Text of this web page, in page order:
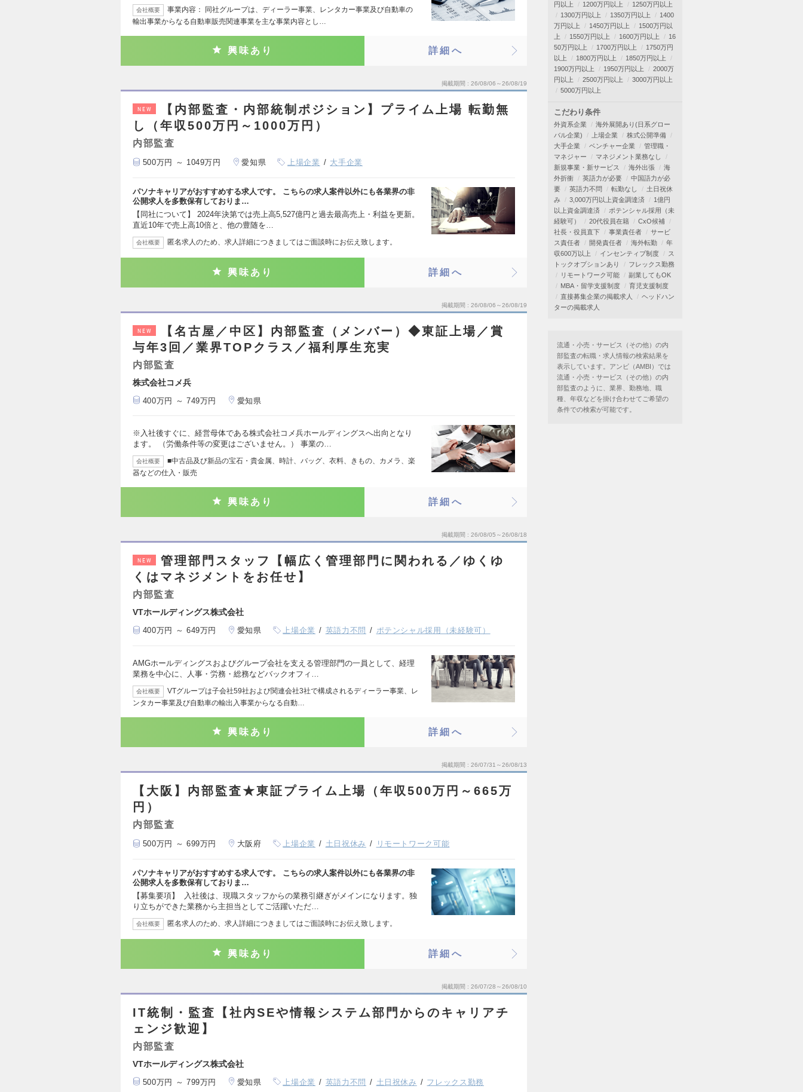
会社概要
事業内容： 同社グループは、ディーラー事業、レンタカー事業及び自動車の
輸出事業からなる自動車販売関連事業を主な事業内容とし…
興味あり 詳細へ
掲載期間 26/08/06～26/08/19
NEW
【内部監査・内部統制ポジション】プライム上場 転勤無
し（年収500万円～1000万円）
内部監査
500万円 ～ 1049万円 愛知県 上場企業 大手企業
パソナキャリアがおすすめする求人です。 こちらの求人案件以外にも各業界の非
公開求人を多数保有しておりま…
【同社について】 2024年決第では売上高5,527億円と過去最高売上・利益を更新。
直近10年で売上高10倍と、他の豊随を…
会社概要 匿名求人のため、求人詳細につきましてはご面談時にお伝え致します。
興味あり 詳細へ
掲載期間 26/08/06～26/08/19
NEW
【名古屋／中区】内部監査（メンバー）◆東証上場／賞
与年3回／業界TOPクラス／福利厚生充実
内部監査
株式会社コメ兵
400万円 ～ 749万円 愛知県
※入社後すぐに、経営母体である株式会社コメ兵ホールディングスへ出向となり
ます。 （労働条件等の変更はございません。） 事業の…
会社概要
■中古品及び新品の宝石・貴金属、時計、バッグ、衣料、きもの、カメラ、楽
器などの仕入・販売
興味あり 詳細へ
掲載期間 26/08/05～26/08/18
NEW
管理部門スタッフ【幅広く管理部門に関われる／ゆくゆ
くはマネジメントをお任せ】
内部監査
VTホールディングス株式会社
400万円 ～ 649万円 愛知県 上場企業 英語力不問 ポテンシャル採用（未経験可）
AMGホールディングスおよびグループ会社を支える管理部門の一員として、経理
業務を中心に、人事・労務・総務などバックオフィ…
会社概要
VTグループは子会社59社および関連会社3社で構成されるディーラー事業、レ
ンタカー事業及び自動車の輸出入事業からなる自動…
興味あり 詳細へ
掲載期間 26/07/31～26/08/13
【大阪】内部監査★東証プライム上場（年収500万円～665万
円）
内部監査
500万円 ～ 699万円 大阪府 上場企業 土日祝休み リモートワーク可能
パソナキャリアがおすすめする求人です。 こちらの求人案件以外にも各業界の非
公開求人を多数保有しておりま…
【募集要項】 入社後は、現職スタッフからの業務引継ぎがメインになります。独
り立ちができた業務から主担当としてご活躍いただ…
会社概要 匿名求人のため、求人詳細につきましてはご面談時にお伝え致します。
興味あり 詳細へ
掲載期間 26/07/28～26/08/10
IT統制・監査【社内SEや情報システム部門からのキャリアチ
ェンジ歓迎】
内部監査
VTホールディングス株式会社
500万円 ～ 799万円 愛知県 上場企業 英語力不問 土日祝休み フレックス勤務
円以上
1200万円以上
1250万円以上
1300万円以上
1350万円以上
1400
万円以上
1450万円以上
1500万円以
上
1550万円以上 1600万円以上
16
50万円以上
1700万円以上
1750万円
以上
1800万円以上
1850万円以上
1900万円以上
1950万円以上
2000万
円以上
2500万円以上
3000万円以上
5000万円以上
こだわり条件
外資系企業
海外展開あり(日系グロー
バル企業)
上場企業
株式公開準備
大手企業
ベンチャー企業
管理職・
マネジャー
マネジメント業務なし
新規事業・新サービス
海外出張
海
外折衝
英語力が必要
中国語力が必
要
英語力不問 転勤なし
土日祝休
み
3,000万円以上資金調達済
1億円
以上資金調達済
ポテンシャル採用（未
経験可）
20代役員在籍
CxO候補
社長・役員直下
事業責任者
サービ
ス責任者
開発責任者 海外転勤
年
収600万以上
インセンティブ制度
ス
トックオプションあり
フレックス勤務
リモートワーク可能
副業してもOK
MBA・留学支援制度
育児支援制度
直接募集企業の掲載求人
ヘッドハン
ターの掲載求人
流通・小売・サービス（その他）の内
部監査の転職・求人情報の検索結果を
表示しています。アンビ（AMBI）では
流通・小売・サービス（その他）の内
部監査のように、業界、勤務地、職
種、年収などを掛け合わせてご希望の
条件での検索が可能です。